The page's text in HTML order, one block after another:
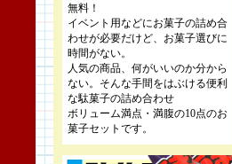
無料！
イベント用などにお菓子の詰め合
わせが必要だけど、お菓子選びに
時間がない。
人気の商品、何がいいのか分から
ない。そんな手間をはぶける便利
な駄菓子の詰め合わせ
ボリューム満点・満腹の10点のお
菓子セットです。